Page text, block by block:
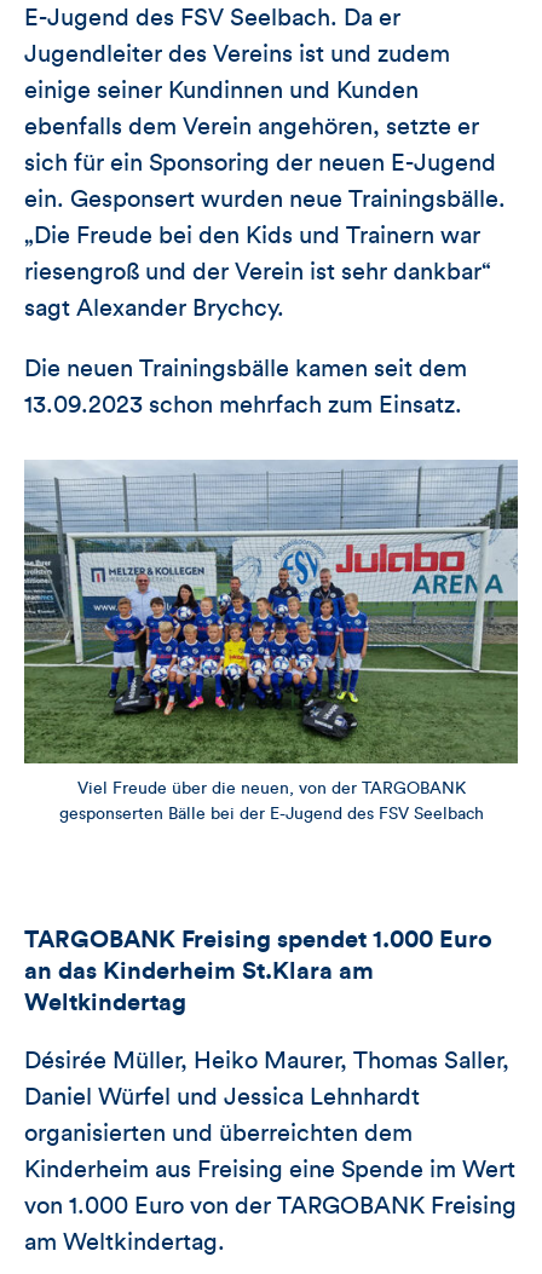
E-Jugend des FSV Seelbach. Da er
Jugendleiter des Vereins ist und zudem
einige seiner Kundinnen und Kunden
ebenfalls dem Verein angehören, setzte er
sich für ein Sponsoring der neuen E-Jugend
ein. Gesponsert wurden neue Trainingsbälle.
„Die Freude bei den Kids und Trainern war
riesengroß und der Verein ist sehr dankbar“
sagt Alexander Brychcy.
Die neuen Trainingsbälle kamen seit dem
13.09.2023 schon mehrfach zum Einsatz.
Viel Freude über die neuen, von der TARGOBANK
gesponserten Bälle bei der E-Jugend des FSV Seelbach
TARGOBANK Freising spendet 1.000 Euro
an das Kinderheim St.Klara am
Weltkindertag
Désirée Müller, Heiko Maurer, Thomas Saller,
Daniel Würfel und Jessica Lehnhardt
organisierten und überreichten dem
Kinderheim aus Freising eine Spende im Wert
von 1.000 Euro von der TARGOBANK Freising
am Weltkindertag.